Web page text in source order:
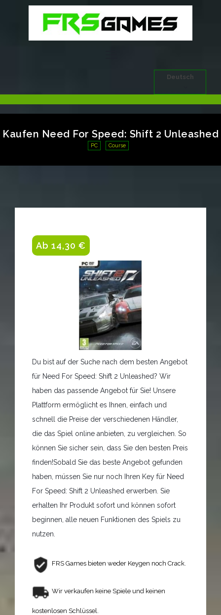
Deutsch
Kaufen Need For Speed: Shift 2 Unleashed
PC Course
Ab 14,30 €
Du bist auf der Suche nach dem besten Angebot
für Need For Speed: Shift 2 Unleashed? Wir
haben das passende Angebot für Sie! Unsere
Plattform ermöglicht es Ihnen, einfach und
schnell die Preise der verschiedenen Händler,
die das Spiel online anbieten, zu vergleichen. So
können Sie sicher sein, dass Sie den besten Preis
finden!Sobald Sie das beste Angebot gefunden
haben, müssen Sie nur noch Ihren Key für Need
For Speed: Shift 2 Unleashed erwerben. Sie
erhalten Ihr Produkt sofort und können sofort
beginnen, alle neuen Funktionen des Spiels zu
nutzen.
FRS Games bieten weder Keygen noch Crack.
Wir verkaufen keine Spiele und keinen
kostenlosen Schlüssel.